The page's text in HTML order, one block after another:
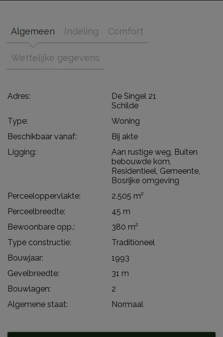
Algemeen Indeling Comfort
Wettelijke gegevens
Adres:
De Singel 21
Schilde
Type:
Woning
Beschikbaar vanaf:
Bij akte
Ligging:
Aan rustige weg, Buiten
bebouwde kom,
Residentieel, Gemeente,
Bosrijke omgeving
Perceeloppervlakte:
2.505 m²
Perceelbreedte:
45 m
Bewoonbare opp.:
380 m²
Type constructie:
Traditioneel
Bouwjaar:
1993
Gevelbreedte:
31 m
Bouwlagen:
2
Algemene staat:
Normaal